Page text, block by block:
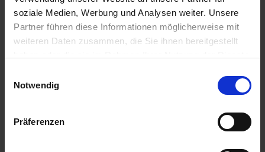
soziale Medien, Werbung und Analysen weiter. Unsere
Partner führen diese Informationen möglicherweise mit
weiteren Daten zusammen, die Sie ihnen bereitgestellt
Notwendig
Präferenzen
Bike Hotel®